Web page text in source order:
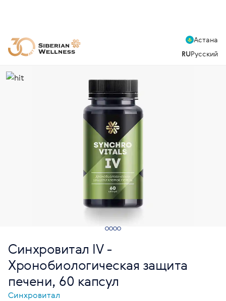
Астана
RUРусский
Синхровитал IV -
Хронобиологическая защита
печени, 60 капсул
Синхровитал